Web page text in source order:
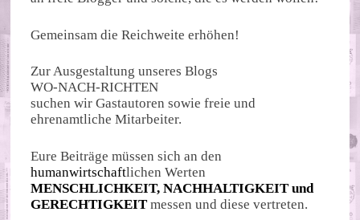
Gemeinsam die Reichweite erhöhen!
Zur Ausgestaltung unseres Blogs
WO-NACH-RICHTEN
suchen wir Gastautoren sowie freie und
ehrenamtliche Mitarbeiter.
Eure Beiträge müssen sich an den
humanwirtschaftlichen Werten
MENSCHLICHKEIT, NACHHALTIGKEIT und
GERECHTIGKEIT messen und diese vertreten.